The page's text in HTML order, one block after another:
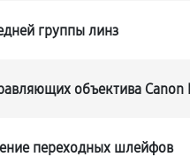
группы линз
объектива Canon
переходных шлейфов